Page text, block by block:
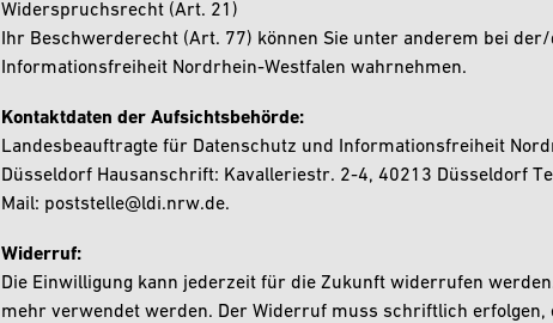
Widerspruchsrecht (Art. 21)
Ihr Beschwerderecht (Art. 77) können Sie unter anderem bei
Informationsfreiheit Nordrhein-Westfalen wahrnehmen.
Kontaktdaten der Aufsichtsbehörde:
Landesbeauftragte für Datenschutz und Informationsfreiheit
Düsseldorf Hausanschrift: Kavalleriestr. 2-4, 40213 Düsseldorf
Mail: poststelle@ldi.nrw.de.
Widerruf:
Die Einwilligung kann jederzeit für die Zukunft widerrufen
mehr verwendet werden. Der Widerruf muss schriftlich erfolgen,